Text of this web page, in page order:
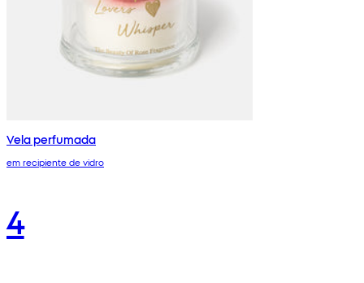
Vela perfumada
em recipiente de vidro
4